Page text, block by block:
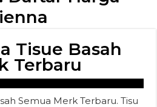
Tisue Basah
Terbaru
Semua Merk Terbaru. Tisu